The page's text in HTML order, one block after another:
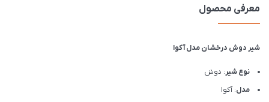
معرفی محصول
شیر دوش درخشان مدل آکوا
نوع شیر: دوش
مدل: آکوا